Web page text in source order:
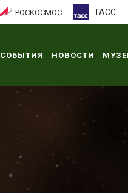
РОСКОСМОС ТАСС
СОБЫТИЯ НОВОСТИ